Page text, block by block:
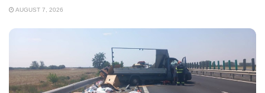
AUGUST 7, 2026